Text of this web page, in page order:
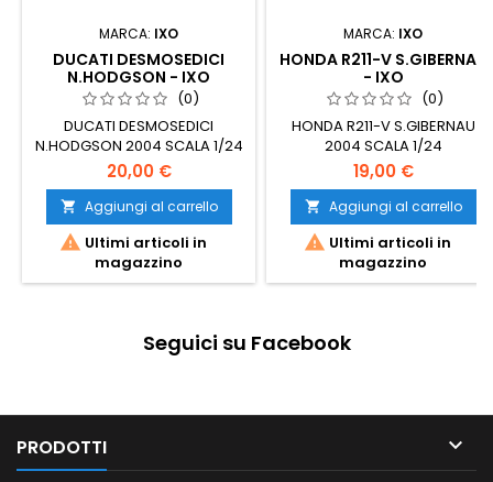
MARCA: IXO
DUCATI DESMOSEDICI
N.HODGSON - IXO
(0)
DUCATI DESMOSEDICI
N.HODGSON 2004 SCALA 1/24
20,00 €
 Aggiungi al carrello
 Ultimi articoli in
magazzino
MARCA: IXO
HONDA R211-V S.GIBERNAU
- IXO
(0)
HONDA R211-V S.GIBERNAU
2004 SCALA 1/24
19,00 €
 Aggiungi al carrello
 Ultimi articoli in
magazzino
Seguici su Facebook
PRODOTTI 